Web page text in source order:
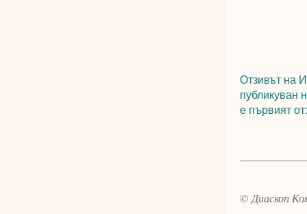
Отзивът на
публикуван
е първият
© Диаскоп